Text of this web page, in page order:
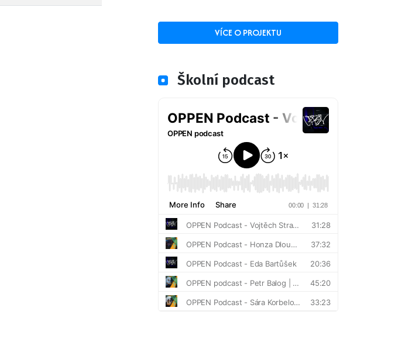
VÍCE O PROJEKTU
Školní podcast